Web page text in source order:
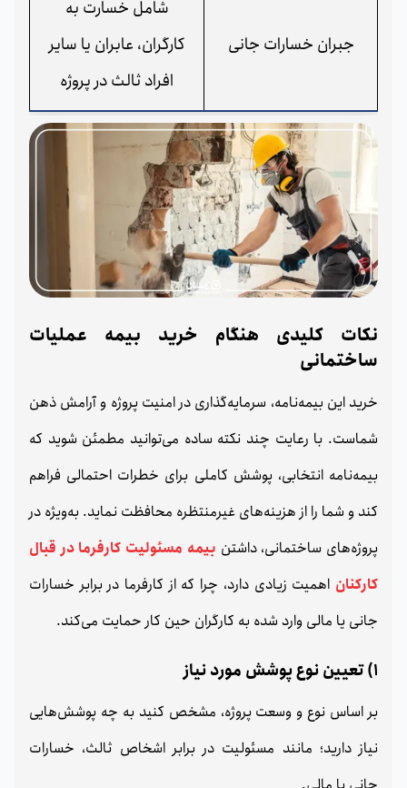
جبران خسارات جانی
شامل خسارت به
کارگران، عابران یا سایر
افراد ثالث در پروژه
نکات کلیدی هنگام خرید بیمه عملیات
ساختمانی
خرید این بیمه‌نامه، سرمایه‌گذاری در امنیت پروژه و آرامش ذهن
شماست. با رعایت چند نکته ساده می‌توانید مطمئن شوید که
بیمه‌نامه انتخابی، پوشش کاملی برای خطرات احتمالی فراهم
کند و شما را از هزینه‌های غیرمنتظره محافظت نماید. به‌ویژه در
پروژه‌های ساختمانی، داشتن بیمه مسئولیت کارفرما در قبال
کارکنان اهمیت زیادی دارد، چرا که از کارفرما در برابر خسارات
جانی یا مالی وارد شده به کارگران حین کار حمایت می‌کند.
1) تعیین نوع پوشش مورد نیاز
بر اساس نوع و وسعت پروژه، مشخص کنید به چه پوشش‌هایی
نیاز دارید؛ مانند مسئولیت در برابر اشخاص ثالث، خسارات